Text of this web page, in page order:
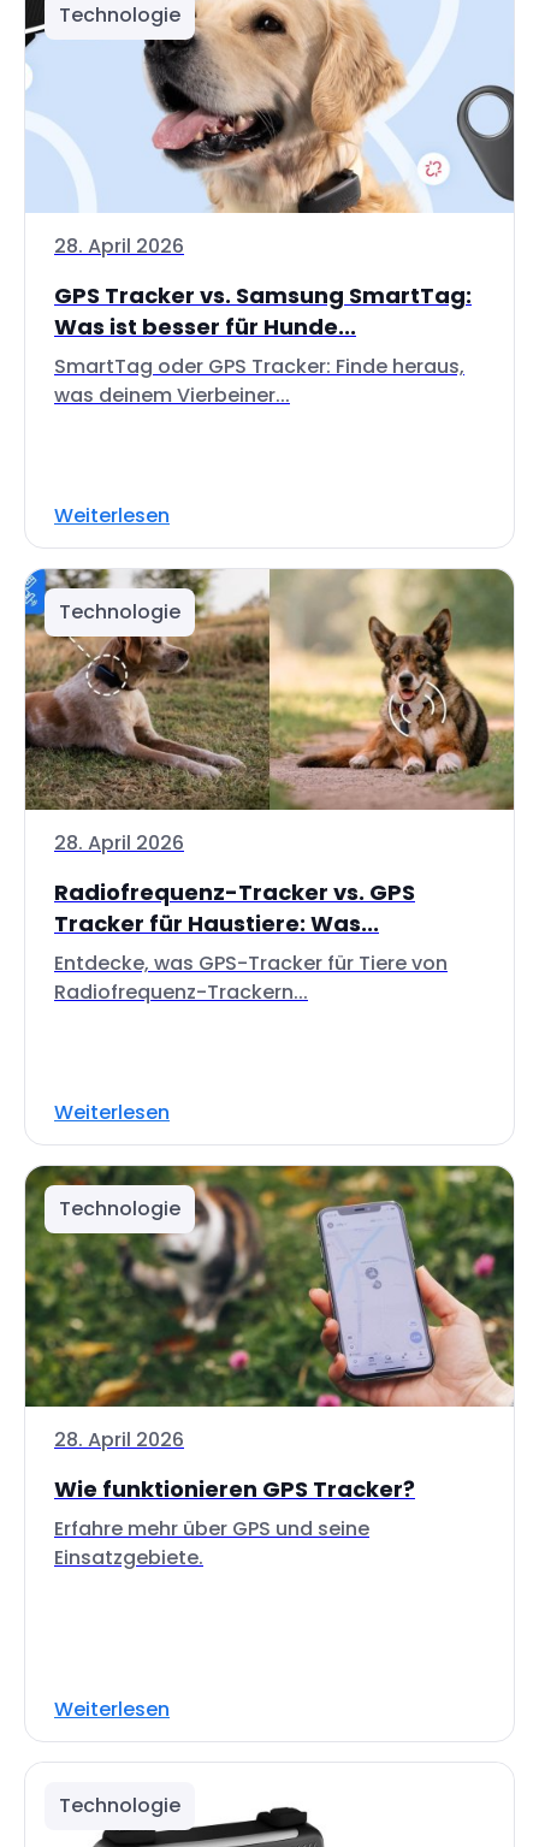
Technologie
28. April 2026
GPS Tracker vs. Samsung SmartTag:
Was ist besser für Hunde...
SmartTag oder GPS Tracker: Finde heraus,
was deinem Vierbeiner...
Weiterlesen
Technologie
28. April 2026
Radiofrequenz-Tracker vs. GPS
Tracker für Haustiere: Was...
Entdecke, was GPS-Tracker für Tiere von
Radiofrequenz-Trackern...
Weiterlesen
Technologie
28. April 2026
Wie funktionieren GPS Tracker?
Erfahre mehr über GPS und seine
Einsatzgebiete.
Weiterlesen
Technologie